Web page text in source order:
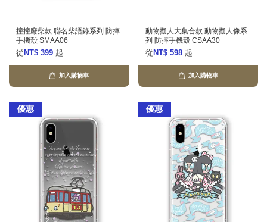
撞撞廢柴款 聯名柴語錄系列 防摔
手機殼 SMAA06
從 NT$ 399 起
加入購物車
動物擬人大集合款 動物擬人像系
列 防摔手機殼 CSAA30
從 NT$ 598 起
加入購物車
優惠 優惠